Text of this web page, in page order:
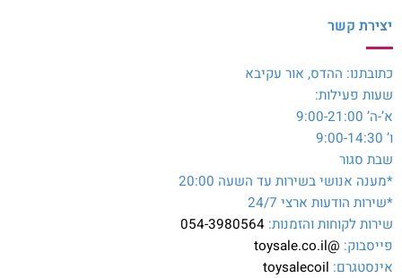
יצירת קשר
כתובתנו: ההדס, אור עקיבא
שעות פעילות:
א’-ה’ 9:00-21:00
ו’ 9:00-14:30
שבת סגור
*מענה אנושי בשירות עד השעה 20:00
*שירות הודעות ארצי 24/7
שירות לקוחות והזמנות: 054-3980564
פייסבוק: @toysale.co.il
אינסטגרם: toysalecoil